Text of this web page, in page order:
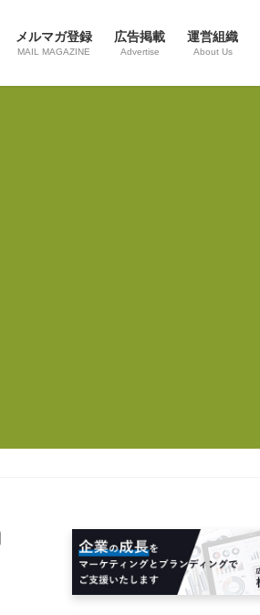
メルマガ登録
MAIL MAGAZINE
広告掲載
Advertise
運営組織
About Us